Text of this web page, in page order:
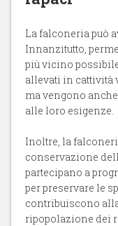
La falconeria può
Innanzitutto,
più vicino
allevati in cattività
ma vengono
alle loro esigenze.
Inoltre, la
conservazione
partecipano a
per preservare le
contribuiscono
ripopolazione dei